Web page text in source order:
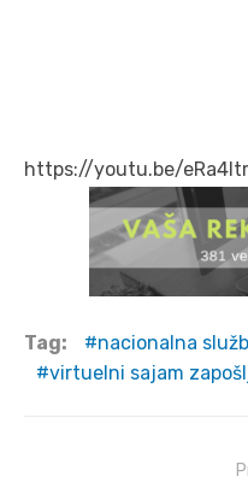
https://youtu.be/
Tag: nacionalna
virtuelni sajam